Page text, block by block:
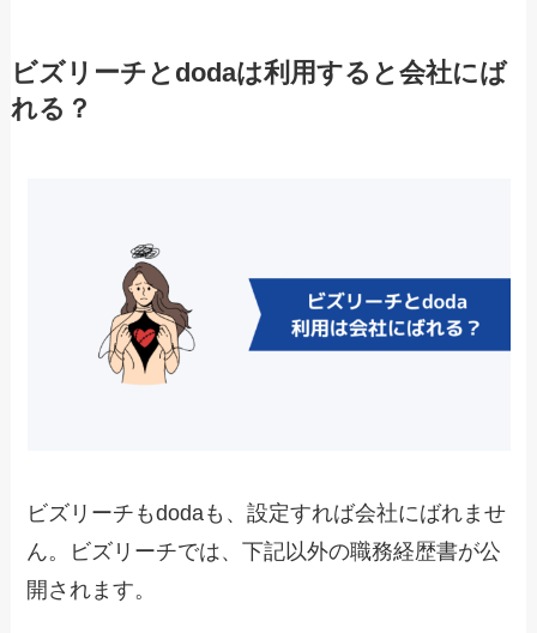
ビズリーチとdodaは利用すると会社にば
れる？
ビズリーチもdodaも、設定すれば会社にばれませ
ん。
ビズリーチでは、下記以外の職務経歴書が公
開されます。